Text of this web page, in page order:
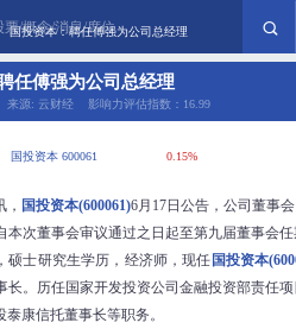
国投资本：聘任傅强为公司总经理
票/概念/消息/席位
任傅强为公司总经理
来源: 云财经 影响力评估指数：16.99
国投资本 600061 0.15%
， 国投资本(600061)6月17日公告，公司董事
本次董事会审议通过之日起至第九届董事会
硕士研究生学历，经济师，现任 国投资本
长。历任国家开发投资公司金融投资部责任
泰康信托董事长等职务。